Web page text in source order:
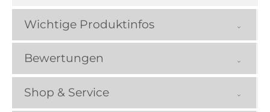
Wichtige Produktinfos
Bewertungen
Shop & Service